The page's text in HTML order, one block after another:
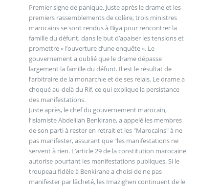
Premier signe de panique. Juste après le drame et les
premiers rassemblements de colère, trois ministres
marocains se sont rendus à Biya pour rencontrer la
famille du défunt, dans le but d’apaiser les tensions et
promettre « l’ouverture d’une enquête ». Le
gouvernement a oublié que le drame dépasse
largement la famille du défunt. Il est le résultat de
l’arbitraire de la monarchie et de ses relais. Le drame a
choqué au-delà du Rif, ce qui explique la persistance
des manifestations.
Juste après, le chef du gouvernement marocain,
l’islamiste Abdelilah Benkirane, a appelé les membres
de son parti à rester en retrait et les "Marocains" à ne
pas manifester, assurant que "les manifestations ne
servent à rien. L’article 29 de la constitution marocaine
autorise pourtant les manifestations publiques. Si le
troupeau fidèle à Benkirane a choisi de ne pas
manifester par lâcheté, les Imazighen continuent de le